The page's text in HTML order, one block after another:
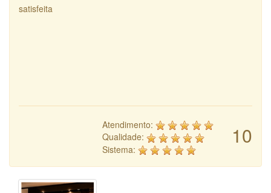
satisfeita
10
Atendimento:
Qualidade:
Sistema: